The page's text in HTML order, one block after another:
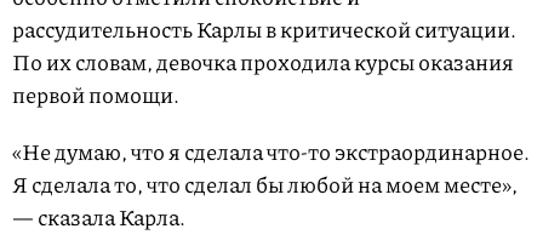
рассудительность Карлы в критической ситуации.
По их словам, девочка проходила курсы оказания
первой помощи.
«Не думаю, что я сделала что-то экстраординарное.
Я сделала то, что сделал бы любой на моем месте»,
— сказала Карла.